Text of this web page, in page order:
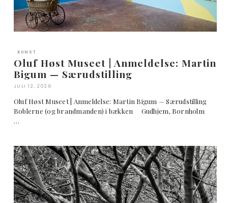
KUNST
Oluf Høst Museet | Anmeldelse: Martin
Bigum — Særudstilling
JULI 12, 2026
Oluf Høst Museet | Anmeldelse: Martin Bigum — Særudstilling
Boblerne (og brandmanden) i bækken Gudhjem, Bornholm
…